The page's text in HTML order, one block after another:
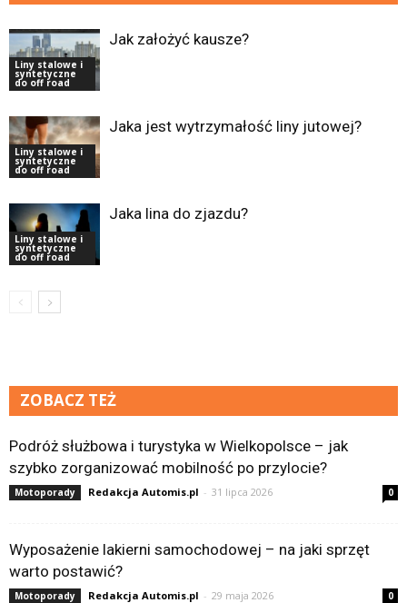
Liny stalowe i
syntetyczne
do off road
Jak założyć kausze?
Liny stalowe i
syntetyczne
do off road
Jaka jest wytrzymałość liny jutowej?
Liny stalowe i
syntetyczne
do off road
Jaka lina do zjazdu?
ZOBACZ TEŻ
Podróż służbowa i turystyka w Wielkopolsce – jak
szybko zorganizować mobilność po przylocie?
Motoporady Redakcja Automis.pl - 31 lipca 2026 0
Wyposażenie lakierni samochodowej – na jaki sprzęt
warto postawić?
Motoporady Redakcja Automis.pl - 29 maja 2026 0